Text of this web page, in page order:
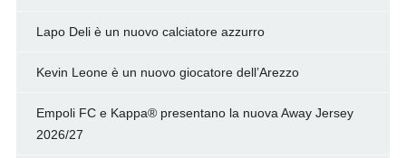
Lapo Deli è un nuovo calciatore azzurro
Kevin Leone è un nuovo giocatore dell’Arezzo
Empoli FC e Kappa® presentano la nuova Away Jersey
2026/27